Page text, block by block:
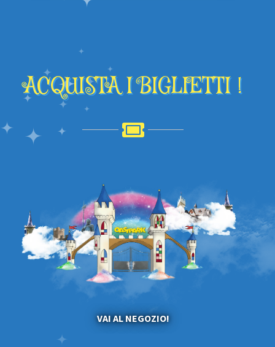
ACQUISTA I BIGLIETTI !
VAI AL NEGOZIO!